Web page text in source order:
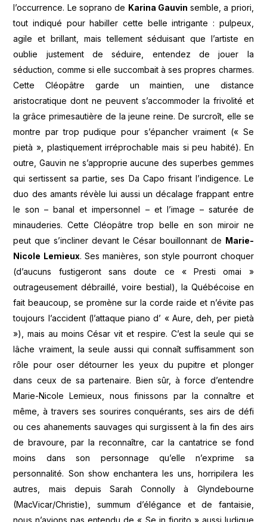
l’occurrence. Le soprano de Karina Gauvin semble, a priori,
tout indiqué pour habiller cette belle intrigante : pulpeux,
agile et brillant, mais tellement séduisant que l’artiste en
oublie justement de séduire, entendez de jouer la
séduction, comme si elle succombait à ses propres charmes.
Cette Cléopâtre garde un maintien, une distance
aristocratique dont ne peuvent s’accommoder la frivolité et
la grâce primesautière de la jeune reine. De surcroît, elle se
montre par trop pudique pour s’épancher vraiment (« Se
pietà », plastiquement irréprochable mais si peu habité). En
outre, Gauvin ne s’approprie aucune des superbes gemmes
qui sertissent sa partie, ses Da Capo frisant l’indigence. Le
duo des amants révèle lui aussi un décalage frappant entre
le son – banal et impersonnel – et l’image – saturée de
minauderies. Cette Cléopâtre trop belle en son miroir ne
peut que s’incliner devant le César bouillonnant de Marie-
Nicole Lemieux. Ses manières, son style pourront choquer
(d’aucuns fustigeront sans doute ce « Presti omai »
outrageusement débraillé, voire bestial), la Québécoise en
fait beaucoup, se promène sur la corde raide et n’évite pas
toujours l’accident (l’attaque piano d’ « Aure, deh, per pietà
»), mais au moins César vit et respire. C’est la seule qui se
lâche vraiment, la seule aussi qui connaît suffisamment son
rôle pour oser détourner les yeux du pupitre et plonger
dans ceux de sa partenaire. Bien sûr, à force d’entendre
Marie-Nicole Lemieux, nous finissons par la connaître et
même, à travers ses sourires conquérants, ses airs de défi
ou ces ahanements sauvages qui surgissent à la fin des airs
de bravoure, par la reconnaître, car la cantatrice se fond
moins dans son personnage qu’elle n’exprime sa
personnalité. Son show enchantera les uns, horripilera les
autres, mais depuis Sarah Connolly à Glyndebourne
(MacVicar/Christie), summum d’élégance et de fantaisie,